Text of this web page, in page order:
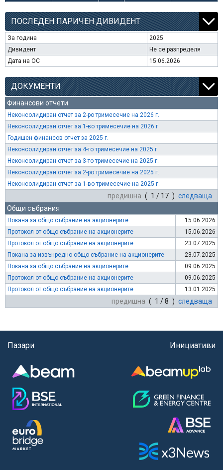
ПОСЛЕДЕН ПАРИЧЕН ДИВИДЕНТ
За година
2025
Дивидент
Не се разпределя
Дата на ОС
15.06.2026
ДОКУМЕНТИ
Финансови отчети
Неконсолидиран отчет за 2-ро тримесечие на 2026 г.
Неконсолидиран отчет за 1-во тримесечие на 2026 г.
Годишен финансов отчет за 2025 г.
Неконсолидиран отчет за 4-то тримесечие на 2025 г.
Неконсолидиран отчет за 3-то тримесечие на 2025 г.
Неконсолидиран отчет за 2-ро тримесечие на 2025 г.
Неконсолидиран отчет за 1-во тримесечие на 2025 г.
предишна ( 1 / 17 ) следваща
Общи събрания
Покана за общо събрание на акционерите
15.06.2026
Протокол от общо събрание на акционерите
15.06.2026
Протокол от общо събрание на акционерите
23.07.2025
Покана за извънредно общо събрание на акционерите
23.07.2025
Покана за общо събрание на акционерите
09.06.2025
Протокол от общо събрание на акционерите
09.06.2025
Протокол от общо събрание на акционерите
13.01.2025
предишна ( 1 / 8 ) следваща
Пазари Инициативи